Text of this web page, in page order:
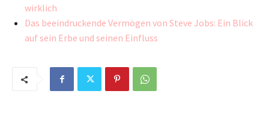
wirklich
Das beeindruckende Vermögen von Steve Jobs: Ein Blick
auf sein Erbe und seinen Einfluss